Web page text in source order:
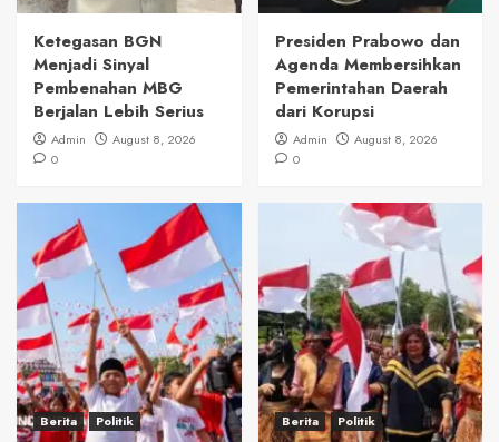
Ketegasan BGN
Menjadi Sinyal
Pembenahan MBG
Berjalan Lebih Serius
Admin
August 8, 2026
0
Presiden Prabowo dan
Agenda Membersihkan
Pemerintahan Daerah
dari Korupsi
Admin
August 8, 2026
0
Berita Politik Berita Politik